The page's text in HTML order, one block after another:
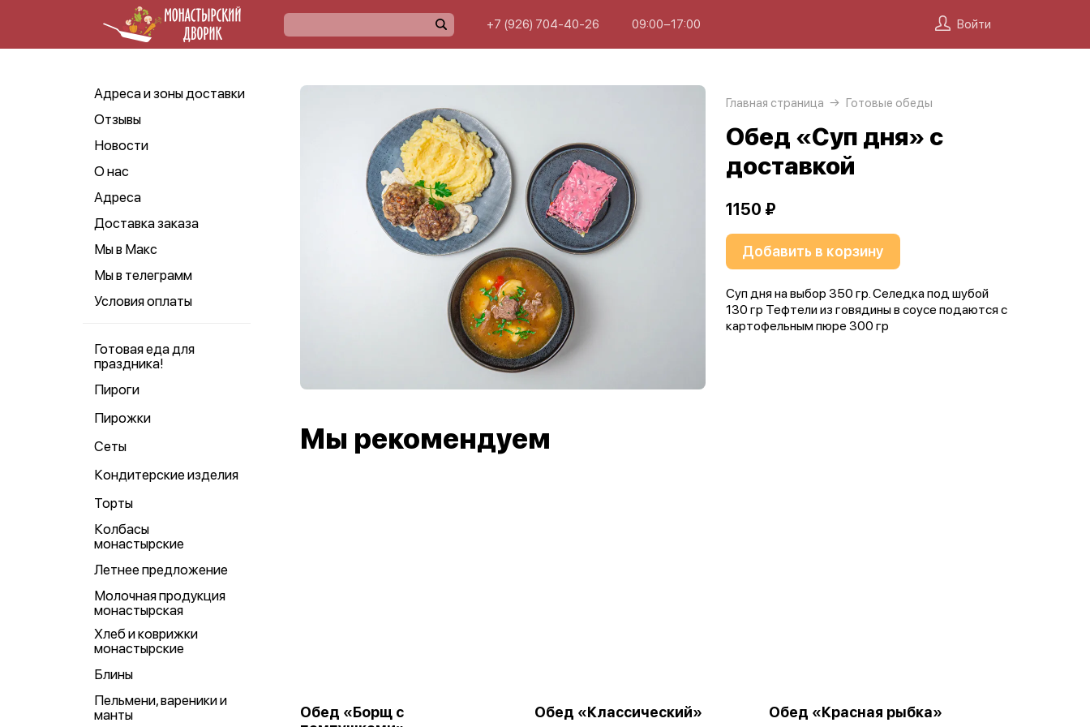
+7 (926) 704-40-26 09:00−17:00 Войти
Адреса и зоны доставки
Отзывы
Новости
О нас
Адреса
Доставка заказа
Мы в Макс
Мы в телеграмм
Условия оплаты
Готовая еда для
праздника!
Пироги
Пирожки
Сеты
Кондитерские изделия
Торты
Колбасы
монастырские
Летнее предложение
Молочная продукция
монастырская
Хлеб и коврижки
монастырские
Блины
Пельмени, вареники и
манты
Главная страница Готовые обеды
Обед «Суп дня» с
доставкой
1150 ₽
Добавить в корзину
Суп дня на выбор 350 гр. Селедка под шубой
130 гр Тефтели из говядины в соусе подаются с
картофельным пюре 300 гр
Мы рекомендуем
Обед «Борщ с
Обед «Классический» Обед «Красная рыбка»